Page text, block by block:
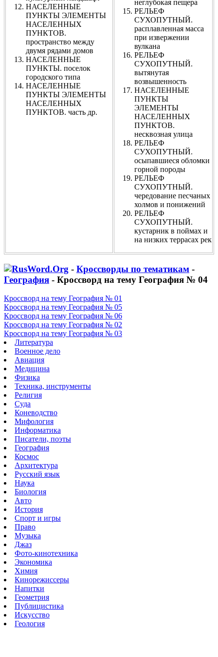
НАСЕЛЕННЫЕ
ПУНКТЫ ЭЛЕМЕНТЫ
НАСЕЛЕННЫХ
ПУНКТОВ.
пространство между
двумя рядами домов
НАСЕЛЕННЫЕ
ПУНКТЫ. поселок
городского типа
НАСЕЛЕННЫЕ
ПУНКТЫ ЭЛЕМЕНТЫ
НАСЕЛЕННЫХ
ПУНКТОВ. часть др.
неглубокая пещера
РЕЛЬЕФ
СУХОПУТНЫЙ.
расплавленная масса
при извержении
вулкана
РЕЛЬЕФ
СУХОПУТНЫЙ.
вытянутая
возвышенность
НАСЕЛЕННЫЕ
ПУНКТЫ
ЭЛЕМЕНТЫ
НАСЕЛЕННЫХ
ПУНКТОВ.
несквозная улица
РЕЛЬЕФ
СУХОПУТНЫЙ.
осыпавшиеся обломки
горной породы
РЕЛЬЕФ
СУХОПУТНЫЙ.
чередование песчаных
холмов и понижений
РЕЛЬЕФ
СУХОПУТНЫЙ.
кустарник в поймах и
на низких террасах рек
- Кроссворды по тематикам -
География - Кроссворд на тему География № 04
Кроссворд на тему География № 01
Кроссворд на тему География № 05
Кроссворд на тему География № 06
Кроссворд на тему География № 02
Кроссворд на тему География № 03
Литература
Военное дело
Авиация
Медицина
Физика
Техника, инструменты
Религия
Суда
Коневодство
Мифология
Информатика
Писатели, поэты
География
Космос
Архитектура
Русский язык
Наука
Биология
Авто
История
Спорт и игры
Право
Музыка
Джаз
Фото-кинотехника
Экономика
Химия
Кинорежиссеры
Напитки
Геометрия
Публицистика
Искусство
Геология